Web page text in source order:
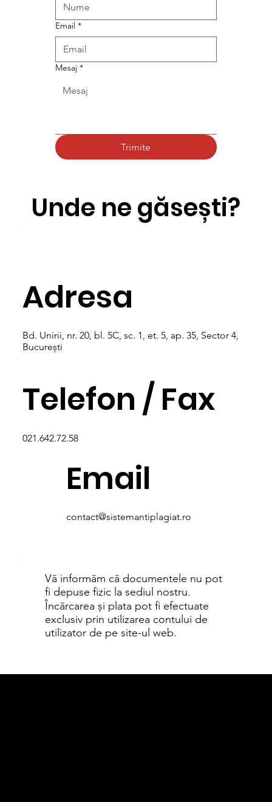
Email *
Mesaj *
Trimite
Vă informăm că documentele nu pot
fi depuse fizic la sediul nostru.
Încărcarea și plata pot fi efectuate
exclusiv prin utilizarea contului de
utilizator de pe site-ul web.
Unde ne găsești?
Adresa
Bd. Unirii, nr. 20, bl. 5C, sc. 1, et. 5, ap. 35, Sector 4,
București
Telefon / Fax
021.642.72.58
Email
contact@sistemantiplagiat.ro